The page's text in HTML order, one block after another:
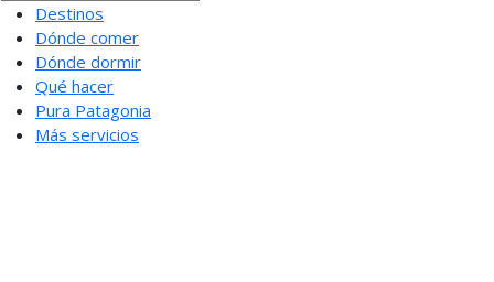
Destinos
Dónde comer
Dónde dormir
Qué hacer
Pura Patagonia
Más servicios